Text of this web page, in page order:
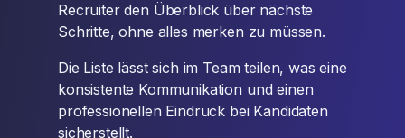
Recruiter den Überblick über nächste
Schritte, ohne alles merken zu müssen.
Die Liste lässt sich im Team teilen, was eine
konsistente Kommunikation und einen
professionellen Eindruck bei Kandidaten
sicherstellt.